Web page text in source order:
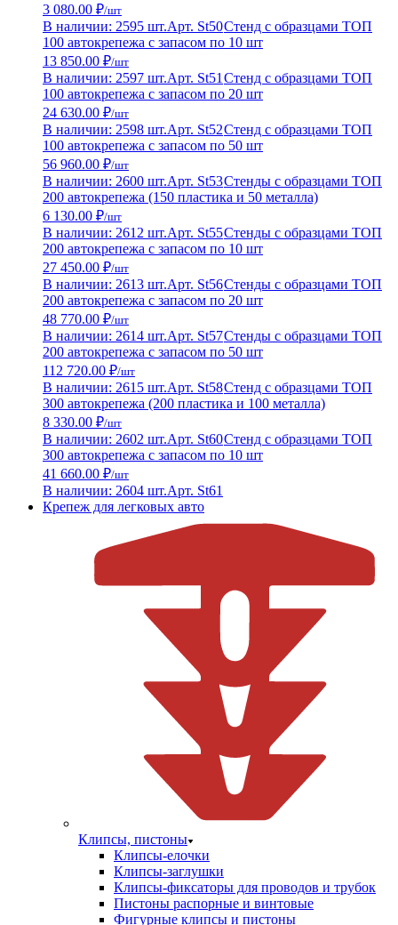
3 080.00 ₽/шт
В наличии: 2595 шт.Арт. St50Стенд с образцами ТОП
100 автокрепежа с запасом по 10 шт
13 850.00 ₽/шт
В наличии: 2597 шт.Арт. St51 Стенд с образцами ТОП
100 автокрепежа с запасом по 20 шт
24 630.00 ₽/шт
В наличии: 2598 шт.Арт. St52Стенд с образцами ТОП
100 автокрепежа с запасом по 50 шт
56 960.00 ₽/шт
В наличии: 2600 шт.Арт. St53Стенды с образцами ТОП
200 автокрепежа (150 пластика и 50 металла)
6 130.00 ₽/шт
В наличии: 2612 шт.Арт. St55Стенды с образцами ТОП
200 автокрепежа с запасом по 10 шт
27 450.00 ₽/шт
В наличии: 2613 шт.Арт. St56Стенды с образцами ТОП
200 автокрепежа с запасом по 20 шт
48 770.00 ₽/шт
В наличии: 2614 шт.Арт. St57Стенды с образцами ТОП
200 автокрепежа с запасом по 50 шт
112 720.00 ₽/шт
В наличии: 2615 шт.Арт. St58Стенд с образцами ТОП
300 автокрепежа (200 пластика и 100 металла)
8 330.00 ₽/шт
В наличии: 2602 шт.Арт. St60Стенд с образцами ТОП
300 автокрепежа с запасом по 10 шт
41 660.00 ₽/шт
В наличии: 2604 шт.Арт. St61
Крепеж для легковых авто
Клипсы, пистоны
Клипсы-елочки
Клипсы-заглушки
Клипсы-фиксаторы для проводов и трубок
Пистоны распорные и винтовые
Фигурные клипсы и пистоны